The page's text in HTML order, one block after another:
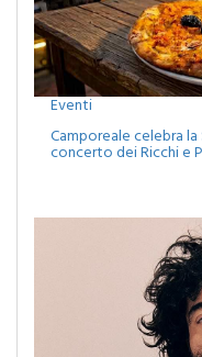
Eventi
Camporeale celebra
concerto dei Ricchi e